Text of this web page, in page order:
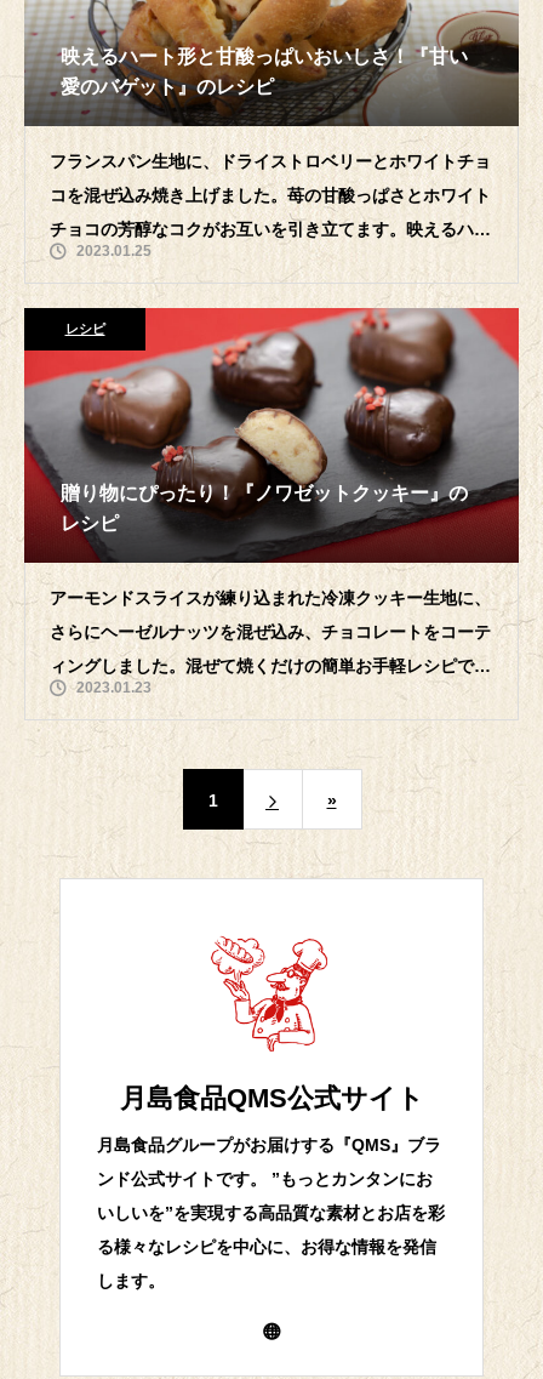
映えるハート形と甘酸っぱいおいしさ！『甘い
愛のバゲット』のレシピ
フランスパン生地に、ドライストロベリーとホワイトチョ
コを混ぜ込み焼き上げました。苺の甘酸っぱさとホワイト
チョコの芳醇なコクがお互いを引き立てます。映えるハー
ト型がアクセントになっています。レ
2023.01.25
レシピ
贈り物にぴったり！『ノワゼットクッキー』の
レシピ
アーモンドスライスが練り込まれた冷凍クッキー生地に、
さらにヘーゼルナッツを混ぜ込み、チョコレートをコーテ
ィングしました。混ぜて焼くだけの簡単お手軽レシピで
す。コロンとしたハート形の可愛らしい見
2023.01.23
1 »
月島食品QMS公式サイト
月島食品グループがお届けする『QMS』ブラ
ンド公式サイトです。 ”もっとカンタンにお
いしいを”を実現する高品質な素材とお店を彩
る様々なレシピを中心に、お得な情報を発信
します。